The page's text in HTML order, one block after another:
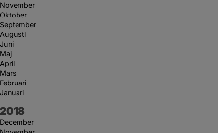
November
Oktober
September
Augusti
Juni
Maj
April
Mars
Februari
Januari
År:
2018
December